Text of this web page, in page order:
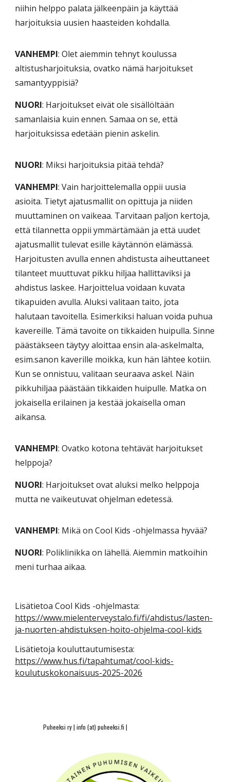
niihin helppo palata jälkeenpäin ja käyttää
harjoituksia uusien haasteiden kohdalla.
VANHEMPI: Olet aiemmin tehnyt koulussa
altistusharjoituksia, ovatko nämä harjoitukset
samantyyppisiä?
NUORI: Harjoitukset eivät ole sisällöltään
samanlaisia kuin ennen. Samaa on se, että
harjoituksissa edetään pienin askelin.
NUORI: Miksi harjoituksia pitää tehdä?
VANHEMPI: Vain harjoittelemalla oppii uusia
asioita. Tietyt ajatusmallit on opittuja ja niiden
muuttaminen on vaikeaa. Tarvitaan paljon kertoja,
että tilannetta oppii ymmärtämään ja että uudet
ajatusmallit tulevat esille käytännön elämässä.
Harjoitusten avulla ennen ahdistusta aiheuttaneet
tilanteet muuttuvat pikku hiljaa hallittaviksi ja
ahdistus laskee. Harjoittelua voidaan kuvata
tikapuiden avulla. Aluksi valitaan taito, jota
halutaan tavoitella. Esimerkiksi haluan voida puhua
kavereille. Tämä tavoite on tikkaiden huipulla. Sinne
päästäkseen täytyy aloittaa ensin ala-askelmalta,
esim.sanon kaverille moikka, kun hän lähtee kotiin.
Kun se onnistuu, valitaan seuraava askel. Näin
pikkuhiljaa päästään tikkaiden huipulle. Matka on
jokaisella erilainen ja kestää jokaisella oman
aikansa.
VANHEMPI: Ovatko kotona tehtävät harjoitukset
helppoja?
NUORI: Harjoitukset ovat aluksi melko helppoja
mutta ne vaikeutuvat ohjelman edetessä.
VANHEMPI: Mikä on Cool Kids -ohjelmassa hyvää?
NUORI: Poliklinikka on lähellä. Aiemmin matkoihin
meni turhaa aikaa.
Lisätietoa Cool Kids -ohjelmasta:
https://www.mielenterveystalo.fi/fi/ahdistus/lasten-
ja-nuorten-ahdistuksen-hoito-ohjelma-cool-kids
Lisätietoja kouluttautumisesta:
https://www.hus.fi/tapahtumat/cool-kids-
koulutuskokonaisuus-2025-2026
Puheeksi ry | info (at) puheeksi.fi |